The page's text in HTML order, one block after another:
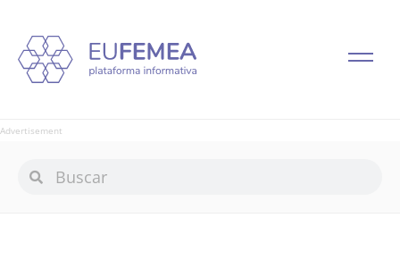
Advertisement